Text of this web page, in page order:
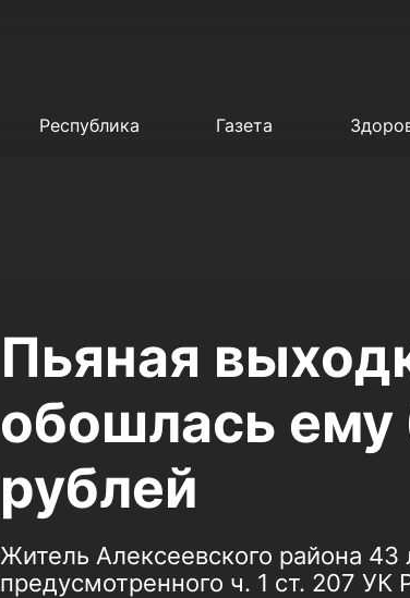
Республика Газета
Пьяная
обошлась ему
рублей
Житель Алексеевского района
предусмотренного ч. 1 ст. 207